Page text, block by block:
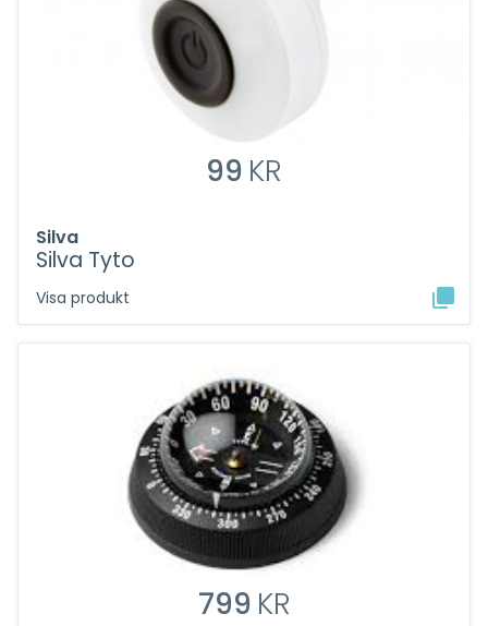
99 KR
Silva
Silva Tyto
Visa produkt
799 KR